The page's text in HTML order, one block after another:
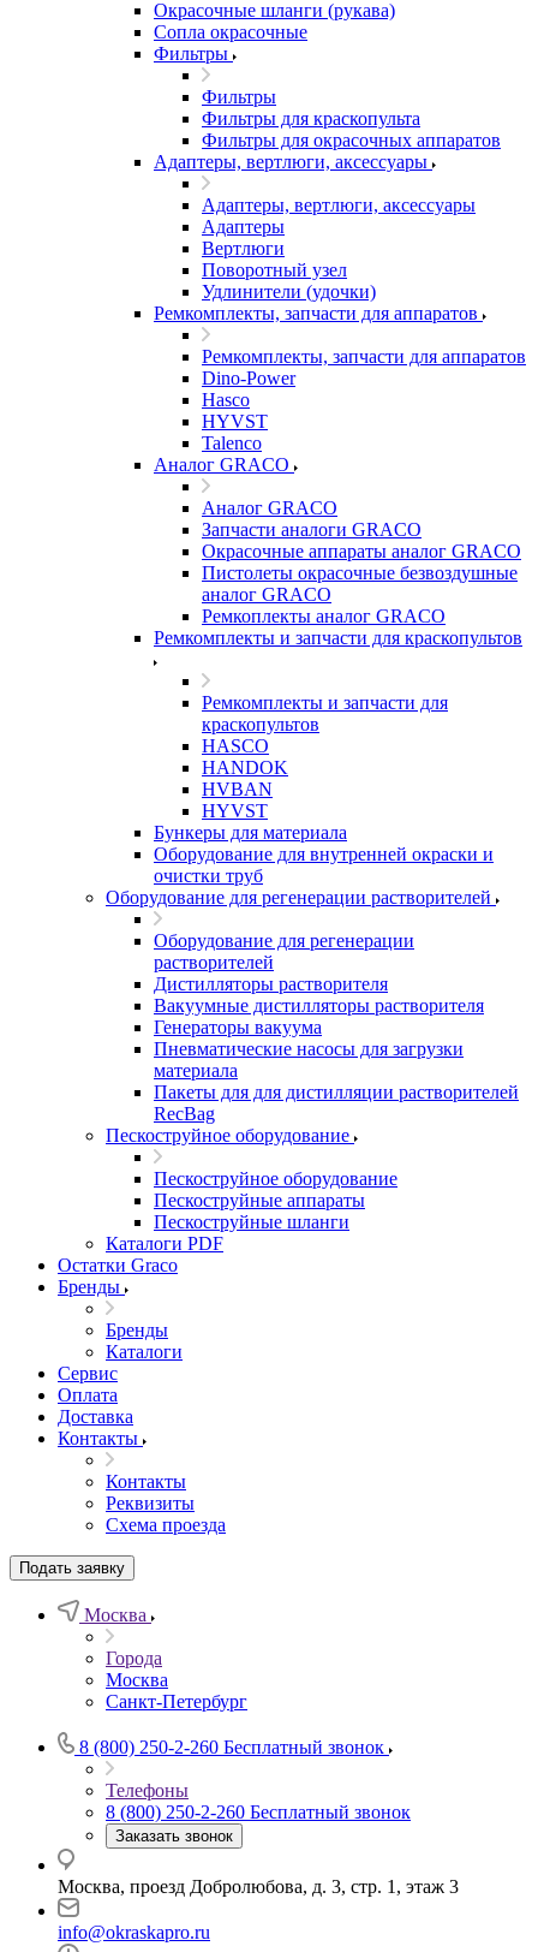
Окрасочные шланги (рукава)
Сопла окрасочные
Фильтры
Фильтры
Фильтры для краскопульта
Фильтры для окрасочных аппаратов
Адаптеры, вертлюги, аксессуары
Адаптеры, вертлюги, аксессуары
Адаптеры
Вертлюги
Поворотный узел
Удлинители (удочки)
Ремкомплекты, запчасти для аппаратов
Ремкомплекты, запчасти для аппаратов
Dino-Power
Hasco
HYVST
Talenco
Аналог GRACO
Аналог GRACO
Запчасти аналоги GRACO
Окрасочные аппараты аналог GRACO
Пистолеты окрасочные безвоздушные
аналог GRACO
Ремкоплекты аналог GRACO
Ремкомплекты и запчасти для краскопультов
Ремкомплекты и запчасти для
краскопультов
HASCO
HANDOK
HVBAN
HYVST
Бункеры для материала
Оборудование для внутренней окраски и
очистки труб
Оборудование для регенерации растворителей
Оборудование для регенерации
растворителей
Дистилляторы растворителя
Вакуумные дистилляторы растворителя
Генераторы вакуума
Пневматические насосы для загрузки
материала
Пакеты для для дистилляции растворителей
RecBag
Пескоструйное оборудование
Пескоструйное оборудование
Пескоструйные аппараты
Пескоструйные шланги
Каталоги PDF
Остатки Graco
Бренды
Бренды
Каталоги
Сервис
Оплата
Доставка
Контакты
Контакты
Реквизиты
Схема проезда
Подать заявку
Москва
Города
Москва
Санкт-Петербург
8 (800) 250-2-260 Бесплатный звонок
Телефоны
8 (800) 250-2-260 Бесплатный звонок
Заказать звонок
Москва, проезд Добролюбова, д. 3, стр. 1, этаж 3
info@okraskapro.ru